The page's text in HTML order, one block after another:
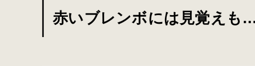
赤いブレンボには見覚え